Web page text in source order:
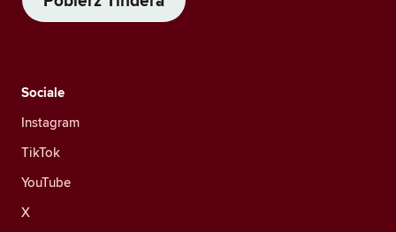
Sociale
Instagram
TikTok
YouTube
X